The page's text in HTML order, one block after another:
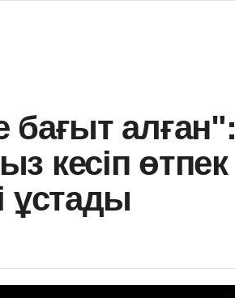
бағыт алған":
кесіп өтпек
ұстады